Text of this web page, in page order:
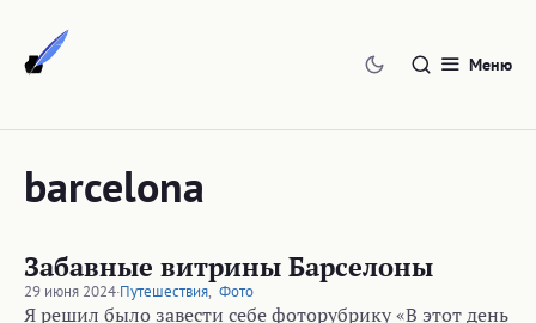
содержимому
Меню
barcelona
Забавные витрины Барселоны
29 июня 2024·Путешествия, Фото
Я решил было завести себе фоторубрику «В этот день